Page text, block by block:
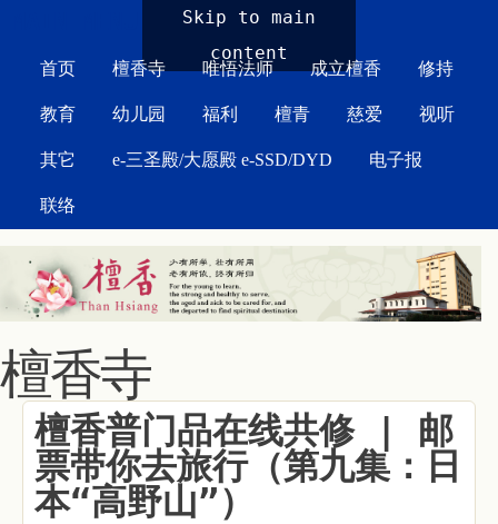
Skip to main
content
首页 檀香寺 唯悟法师 成立檀香 修持
教育 幼儿园 福利 檀青 慈爱 视听
其它 e-三圣殿/大愿殿 e-SSD/DYD 电子报
联络
檀香寺
檀香普门品在线共修 | 邮
票带你去旅行（第九集：日
本“高野山”）